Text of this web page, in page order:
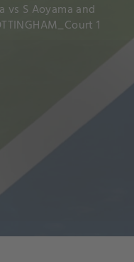
vs S Aoyama and
1